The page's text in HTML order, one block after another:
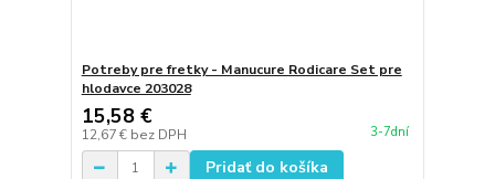
Potreby pre fretky - Manucure Rodicare Set pre
hlodavce 203028
15,58 €
12,67 € bez DPH 3-7dní
Pridať do košíka